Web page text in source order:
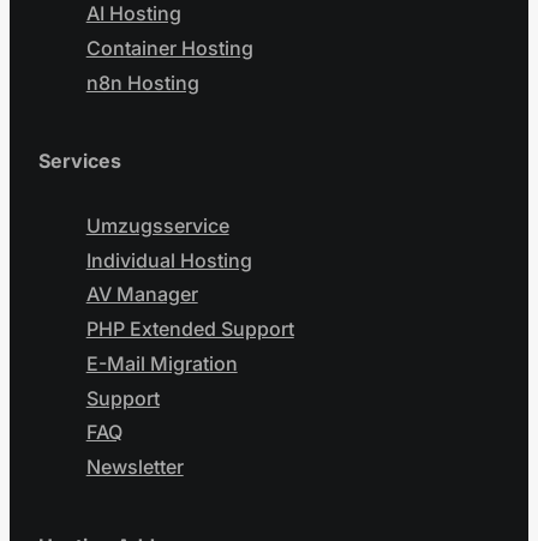
AI Hosting
Container Hosting
n8n Hosting
Services
Umzugsservice
Individual Hosting
AV Manager
PHP Extended Support
E-Mail Migration
Support
FAQ
Newsletter